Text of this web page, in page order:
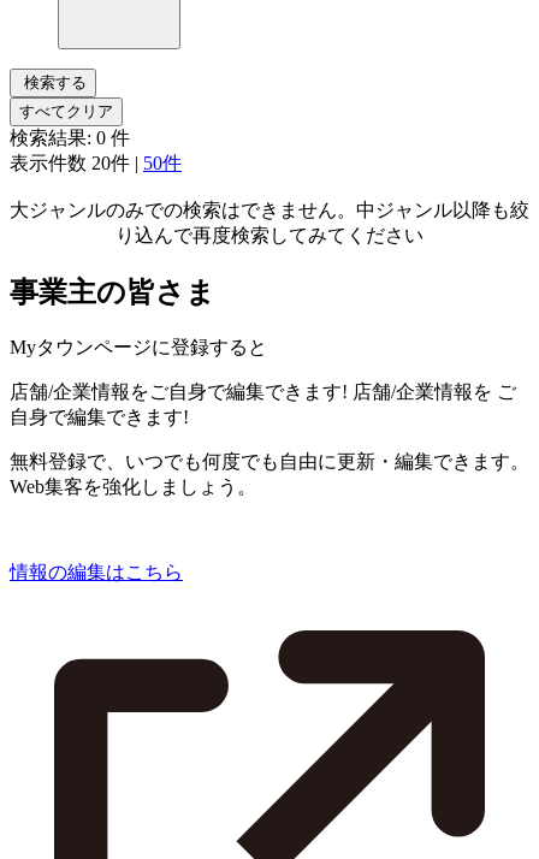
検索する
すべてクリア
検索結果: 0 件
表示件数 20件 | 50件
大ジャンルのみでの検索はできません。中ジャンル以降も絞
り込んで再度検索してみてください
事業主の皆さま
Myタウンページに登録すると
店舗/企業情報をご自身で編集できます! 店舗/企業情報を ご
自身で編集できます!
無料登録で、いつでも何度でも自由に更新・編集できます。
Web集客を強化しましょう。
情報の編集はこちら